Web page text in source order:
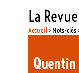
La
Accueil> Mots-clés